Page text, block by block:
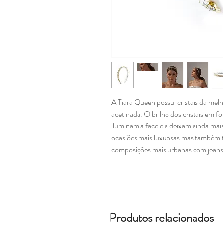
A Tiara Queen possui cristais da
acetinada. O brilho dos cristais em
iluminam a face e a deixam ainda
ocasiões mais luxuosas mas
composições mais urbanas com
Produtos relacionados